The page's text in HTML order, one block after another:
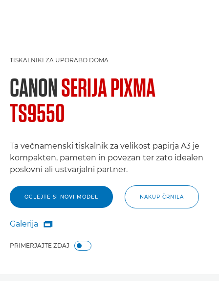
TISKALNIKI ZA UPORABO DOMA
CANONSERIJA PIXMA
TS9550
Ta večnamenski tiskalnik za velikost papirja A3 je
kompakten, pameten in povezan ter zato idealen
poslovni ali ustvarjalni partner.
OGLEJTE SI NOVI MODEL NAKUP ČRNILA
Galerija
Galerija

PRIMERJAJTE ZDAJ